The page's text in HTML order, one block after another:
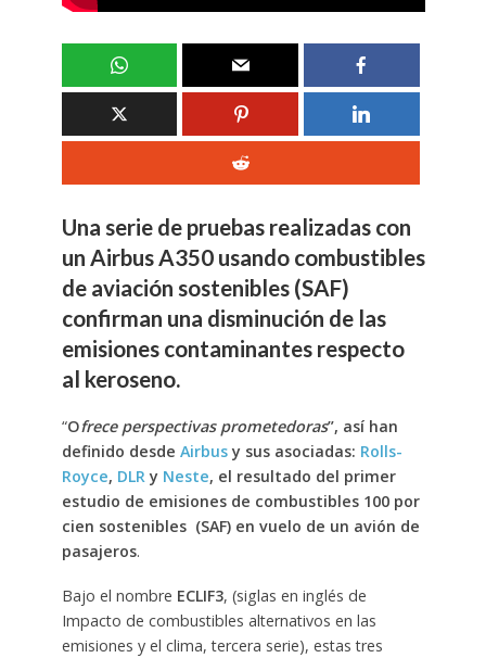
Una serie de pruebas realizadas con
un Airbus A350 usando combustibles
de aviación sostenibles (SAF)
confirman una disminución de las
emisiones contaminantes respecto
al keroseno.
“Ofrece perspectivas prometedoras”, así han
definido desde Airbusy sus asociadas: Rolls-
Royce, DLRy Neste, el resultado del primer
estudio de emisiones de combustibles 100 por
cien sostenibles (SAF) en vuelo de un avión de
pasajeros.
Bajo el nombre ECLIF3, (siglas en inglés de
Impacto de combustibles alternativos en las
emisiones y el clima, tercera serie), estas tres